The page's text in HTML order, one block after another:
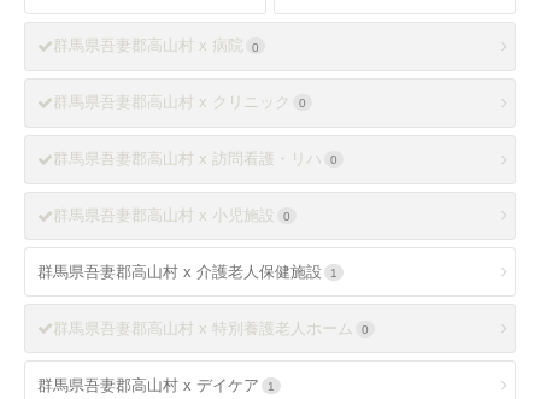
群馬県吾妻郡高山村 x 病院 0
群馬県吾妻郡高山村 x クリニック 0
群馬県吾妻郡高山村 x 訪問看護・リハ 0
群馬県吾妻郡高山村 x 小児施設 0
群馬県吾妻郡高山村 x 介護老人保健施設 1
群馬県吾妻郡高山村 x 特別養護老人ホーム 0
群馬県吾妻郡高山村 x デイケア 1